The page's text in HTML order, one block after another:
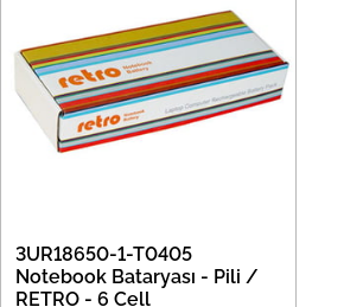
3UR18650-1-T0405
Notebook Bataryası - Pili /
RETRO - 6 Cell